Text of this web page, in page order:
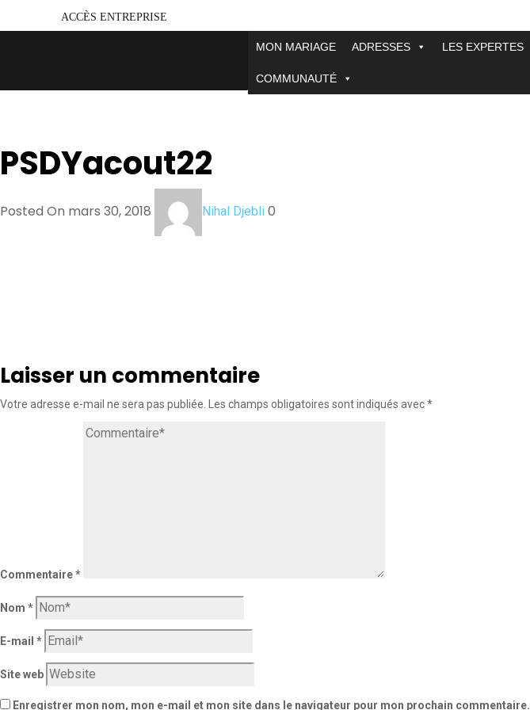
ACCÈS ENTREPRISE
MON MARIAGE ADRESSES LES EXPERTES
COMMUNAUTÉ
PSDYacout22
Posted On mars 30, 2018 Nihal Djebli 0
Laisser un commentaire
Votre adresse e-mail ne sera pas publiée. Les champs obligatoires sont indiqués avec*
Commentaire*
Nom *
E-mail *
Site web
Enregistrer mon nom, mon e-mail et mon site dans le navigateur pour mon prochain commentaire.